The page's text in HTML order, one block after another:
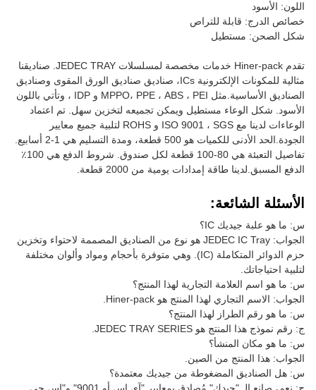
اللون: الأسود
خصائص الدرج: قابلة للتراص
شكل الصحن: مستطيل
تقدم Hiner-pack خدمات مخصصة لمسلسلات JEDEC TRAY. صناديقنا
مثالية للمكونات الإلكترونية ICs، صناديق صناديق الورق المقوى وصناديق
الصناديق الأساسية.مثل MPPO، PPE ، ABS ، PEI و IDP ، وتأتي باللون
الأسود. شكل الوعاء مستطيل ويمكن تجميعه لتخزين سهل. تم اعتماد
الوعاءات لدينا مع ISO 9001 ، SGS و ROHS لتلبية جميع معايير
الجودة.الحد الأدنى للكميات هو 500 قطعة، ومدة التسليم هي 1-2 أسابيع.
تفاصيل التعبئة هي 80-100 قطعة لكل صندوق. شروط الدفع هي 100٪
الدفع المسبق.لدينا طاقة إمدادات يومية من 2000 قطعة.
الأسئلة الشائعة:
س: ما هو علبة جيديك IC؟
الجواب: JEDEC IC Tray هو نوع من الصناديق المصممة لاحتواء وتخزين
حزم الدوائر المتكاملة (IC). وهي متوفرة بأحجام ومواد وألوان مختلفة
لتلبية احتياجاتك.
س: ما هو اسم العلامة التجارية لهذا المنتج؟
الجواب: الاسم التجاري لهذا المنتج هو Hiner-pack.
س: ما هو رقم الطراز لهذا المنتج؟
ج: رقم نموذج هذا المنتج هو JEDEC TRAY SERIES.
س: ما هو مكان المنشأ؟
الجواب: هذا المنتج من الصين.
س: هل الصناديق المضغوطة من جيديك معتمدة؟